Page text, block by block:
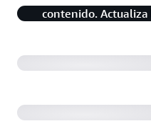
contenido.
(5:19)